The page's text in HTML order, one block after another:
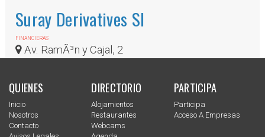
Suray Derivatives Sl
FINANCIERAS
Av. RamÃ³n y Cajal, 2
QUIENES
Inicio
Nosotros
Contacto
DIRECTORIO
Alojamientos
Restaurantes
Webcams
PARTICIPA
Participa
Acceso A Empresas